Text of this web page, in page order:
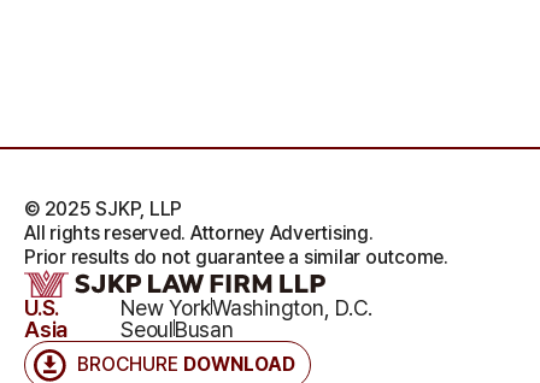
BROCHURE DOWNLOAD
U.S. New YorkWashington, D.C.
Asia
SeoulBusan
© 2025 SJKP, LLP
All rights reserved. Attorney Advertising.
Prior results do not guarantee a similar outcome.